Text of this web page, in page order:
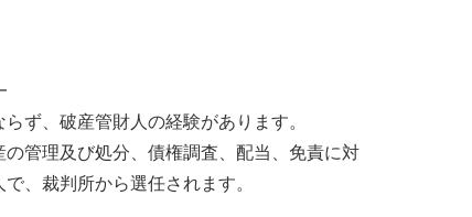
ず、破産管財人の経験があります。
管理及び処分、債権調査、配当、免責に対
、裁判所から選任されます。